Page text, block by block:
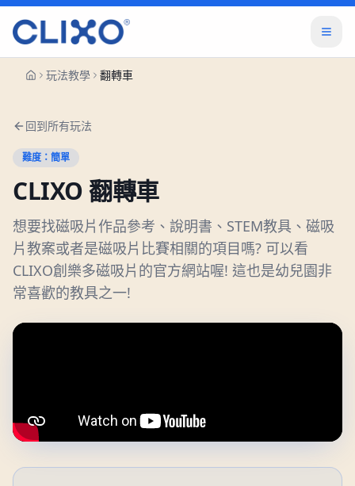
玩法教學 翻轉車
回到所有玩法
難度： 簡單
CLIXO翻轉車
想要找磁吸片作品參考、說明書、STEM教具、磁吸
片教案或者是磁吸片比賽相關的項目嗎? 可以看
CLIXO創樂多磁吸片的官方網站喔! 這也是幼兒園非
常喜歡的教具之一!